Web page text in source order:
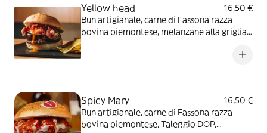
Yellow head
16,50 €
Bun artigianale, carne di Fassona razza
bovina piemontese, melanzane alla griglia,
Spicy Mary
16,50 €
Bun artigianale, carne di Fassona razza
bovina piemontese, Taleggio DOP,